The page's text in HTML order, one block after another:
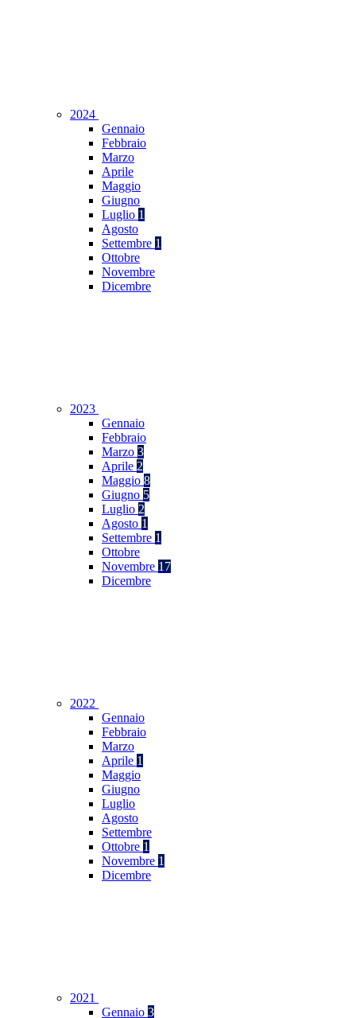
2024
Gennaio
Febbraio
Marzo
Aprile
Maggio
Giugno
Luglio 1
Agosto
Settembre 1
Ottobre
Novembre
Dicembre
2023
Gennaio
Febbraio
Marzo 3
Aprile 2
Maggio 8
Giugno 5
Luglio 2
Agosto 1
Settembre 1
Ottobre
Novembre 17
Dicembre
2022
Gennaio
Febbraio
Marzo
Aprile 1
Maggio
Giugno
Luglio
Agosto
Settembre
Ottobre 1
Novembre 1
Dicembre
2021
Gennaio 3